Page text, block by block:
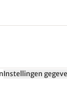
Instellingen